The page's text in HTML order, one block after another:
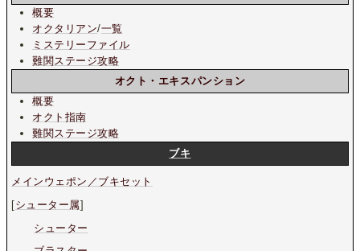
概要
オクタリアン/一覧
ミステリーファイル
難関ステージ攻略
オクト・エキスパンション
概要
オクト指南
難関ステージ攻略
ブキ
メインウェポン／ブキセット
[シューター属]
シューター